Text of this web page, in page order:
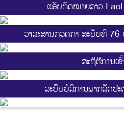
ແອັບກົດໝາຍລາວ
ວາລະສານກວດກາ ສະບັບທີ 76
ສະ​ຖິ​ຕີການ​ເຂົ້
ລະບົບບໍລິການພາກລັດປ